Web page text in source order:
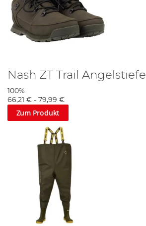
Nash ZT Trail Angelstiefel
100%
66,21 € - 79,99 €
Zum Produkt